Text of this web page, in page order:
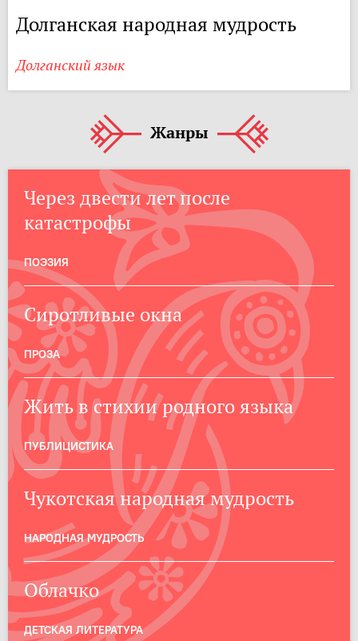
Долганская народная мудрость
Долганский язык
Жанры
Через двести лет после
катастрофы
ПОЭЗИЯ
Сиротливые окна
ПРОЗА
Жить в стихии родного языка
ПУБЛИЦИСТИКА
Чукотская народная мудрость
НАРОДНАЯ МУДРОСТЬ
Облачко
ДЕТСКАЯ ЛИТЕРАТУРА